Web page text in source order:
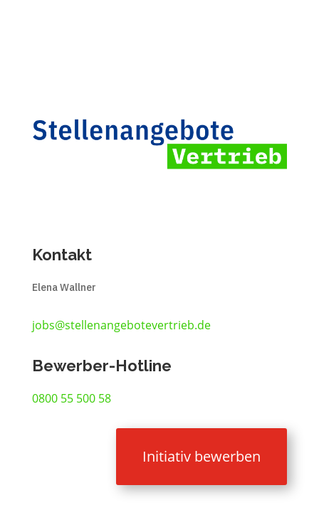
Kontakt
Elena Wallner
jobs@stellenangebotevertrieb.de
Bewerber-Hotline
0800 55 500 58
Initiativ bewerben